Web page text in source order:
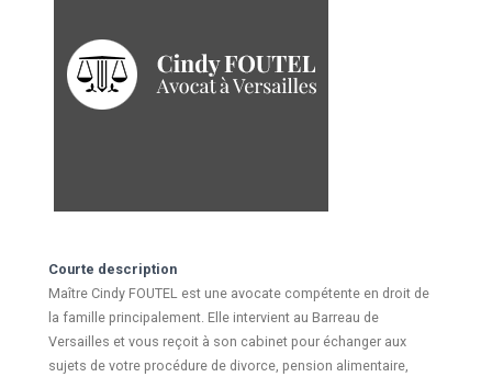
Courte description
Maître Cindy FOUTEL est une avocate compétente en droit de
la famille principalement. Elle intervient au Barreau de
Versailles et vous reçoit à son cabinet pour échanger aux
sujets de votre procédure de divorce, pension alimentaire,